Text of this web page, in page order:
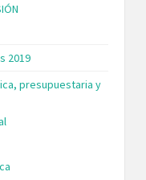
2019
presupuestaria y